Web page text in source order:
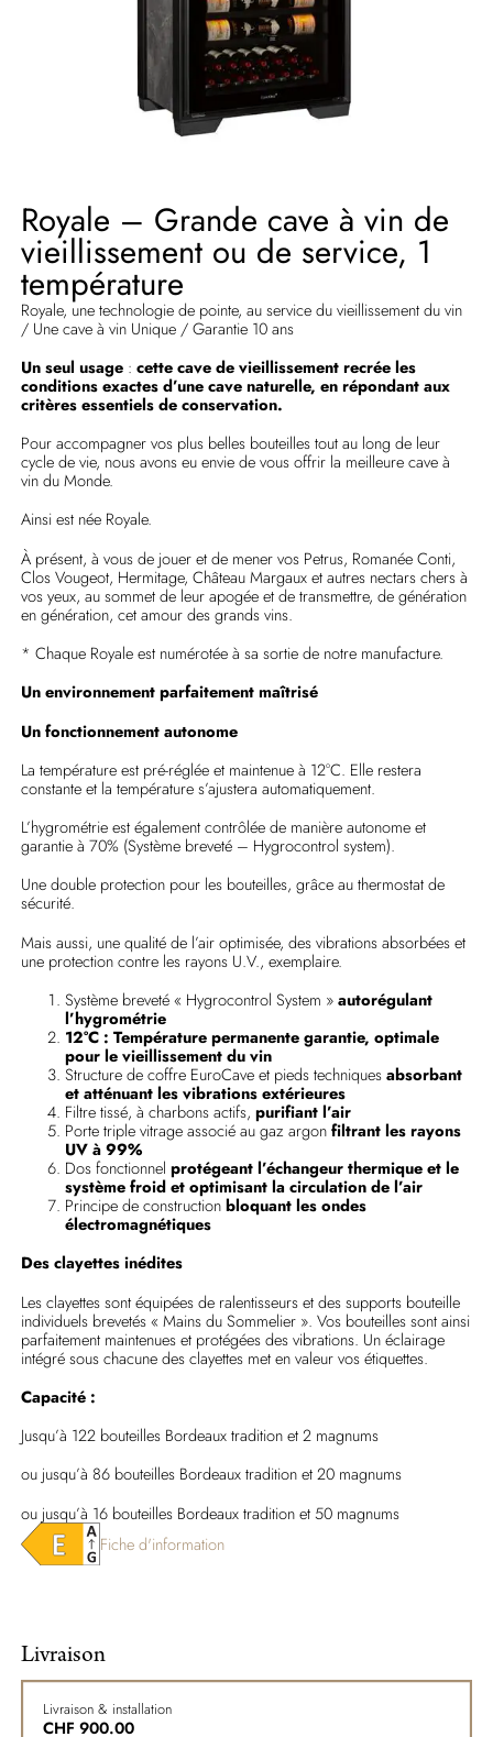
Royale – Grande cave à vin de
vieillissement ou de service, 1
température
Royale, une technologie de pointe, au service du vieillissement du vin
/ Une cave à vin Unique / Garantie 10 ans
Un seul usage :cette cave de vieillissement recrée les
conditions exactes d’une cave naturelle, en répondant aux
critères essentiels de conservation.
Pour accompagner vos plus belles bouteilles tout au long de leur
cycle de vie, nous avons eu envie de vous offrir la meilleure cave à
vin du Monde.
Ainsi est née Royale.
À présent, à vous de jouer et de mener vos Petrus, Romanée Conti,
Clos Vougeot, Hermitage, Château Margaux et autres nectars chers à
vos yeux, au sommet de leur apogée et de transmettre, de génération
en génération, cet amour des grands vins.
* Chaque Royale est numérotée à sa sortie de notre manufacture.
Un environnement parfaitement maîtrisé
Un fonctionnement autonome
La température est pré-réglée et maintenue à 12°C. Elle restera
constante et la température s’ajustera automatiquement.
L’hygrométrie est également contrôlée de manière autonome et
garantie à 70% (Système breveté – Hygrocontrol system).
Une double protection pour les bouteilles, grâce au thermostat de
sécurité.
Mais aussi, une qualité de l’air optimisée, des vibrations absorbées et
une protection contre les rayons U.V., exemplaire.
Système breveté « Hygrocontrol System »autorégulant
l’hygrométrie
12°C : Température permanente garantie, optimale
pour le vieillissement du vin
Structure de coffre EuroCave et pieds techniquesabsorbant
et atténuant les vibrations extérieures
Filtre tissé, à charbons actifs,purifiant l’air
Porte triple vitrage associé au gaz argonfiltrant les rayons
UV à 99%
Dos fonctionnelprotégeant l’échangeur thermique et le
système froid et optimisant la circulation de l’air
Principe de constructionbloquant les ondes
électromagnétiques
Des clayettes inédites
Les clayettes sont équipées de ralentisseurs et des supports bouteille
individuels brevetés « Mains du Sommelier ». Vos bouteilles sont ainsi
parfaitement maintenues et protégées des vibrations. Un éclairage
intégré sous chacune des clayettes met en valeur vos étiquettes.
Capacité :
Jusqu’à 122 bouteilles Bordeaux tradition et 2 magnums
ou jusqu’à 86 bouteilles Bordeaux tradition et 20 magnums
ou jusqu’à 16 bouteilles Bordeaux tradition et 50 magnums
Fiche d'information
Livraison
Livraison & installation
CHF 900.00